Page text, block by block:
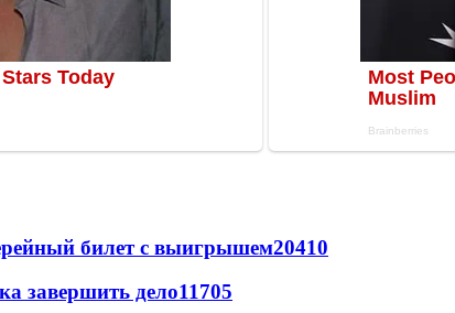
билет с выигрышем20410
завершить дело11705